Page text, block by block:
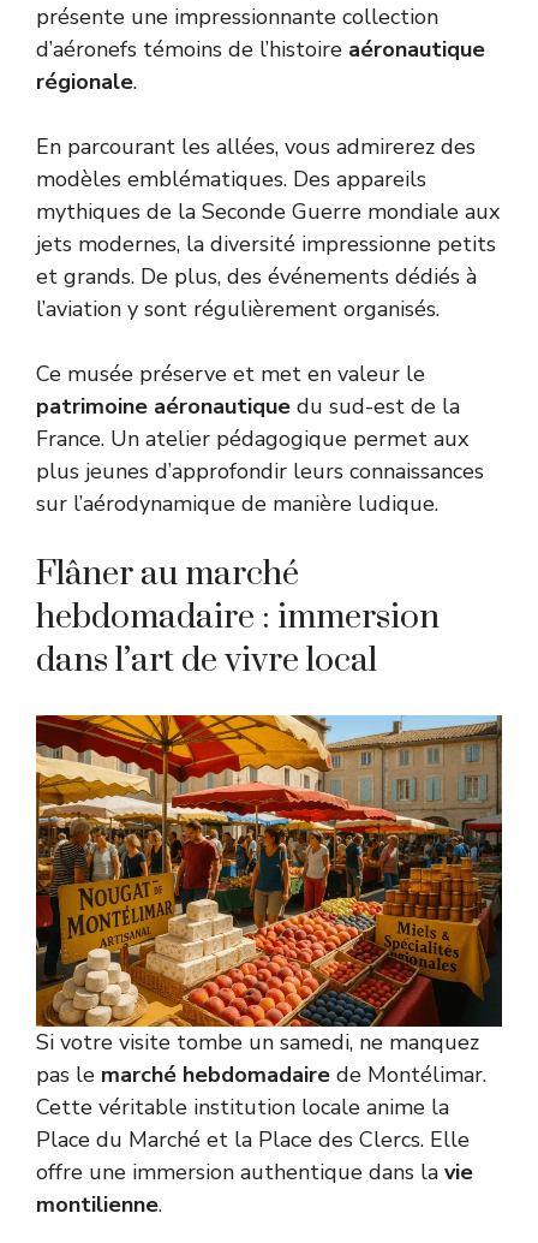
présente une impressionnante collection
d’aéronefs témoins de l’histoire aéronautique
régionale.
En parcourant les allées, vous admirerez des
modèles emblématiques. Des appareils
mythiques de la Seconde Guerre mondiale aux
jets modernes, la diversité impressionne petits
et grands. De plus, des événements dédiés à
l’aviation y sont régulièrement organisés.
Ce musée préserve et met en valeur le
patrimoine aéronautique du sud-est de la
France. Un atelier pédagogique permet aux
plus jeunes d’approfondir leurs connaissances
sur l’aérodynamique de manière ludique.
Flâner au marché
hebdomadaire : immersion
dans l’art de vivre local
Si votre visite tombe un samedi, ne manquez
pas le marché hebdomadaire de Montélimar.
Cette véritable institution locale anime la
Place du Marché et la Place des Clercs. Elle
offre une immersion authentique dans la vie
montilienne.